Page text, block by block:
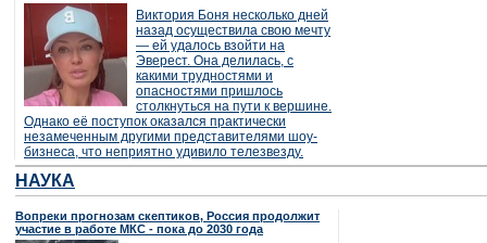
Виктория Боня несколько дней
назад осуществила свою мечту
— ей удалось взойти на
Эверест. Она делилась, с
какими трудностями и
опасностями пришлось
столкнуться на пути к вершине.
Однако её поступок оказался практически
незамеченным другими представителями шоу-
бизнеса, что неприятно удивило телезвезду.
НАУКА
Вопреки прогнозам скептиков, Россия продолжит
участие в работе МКС - пока до 2030 года